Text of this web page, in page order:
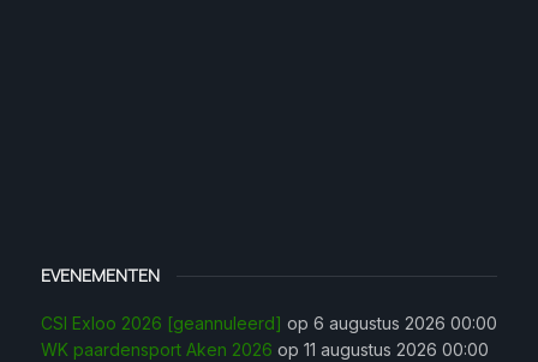
EVENEMENTEN
CSI Exloo 2026 [geannuleerd] op 6 augustus 2026 00:00
WK paardensport Aken 2026 op 11 augustus 2026 00:00